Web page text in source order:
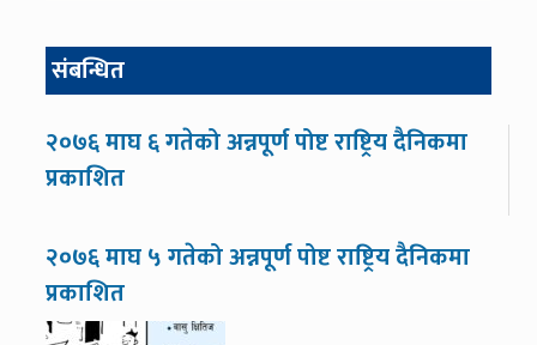
संबन्धित
२०७६ माघ ६ गतेको अन्नपूर्ण पोष्ट राष्ट्रिय दैनिकमा
प्रकाशित
२०७६ माघ ५ गतेको अन्नपूर्ण पोष्ट राष्ट्रिय दैनिकमा
प्रकाशित